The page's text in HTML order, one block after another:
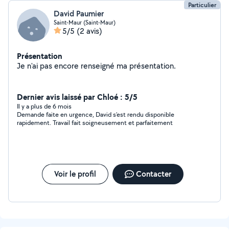
Particulier
David Paumier
Saint-Maur (Saint-Maur)
5/5 (2 avis)
Présentation
Je n'ai pas encore renseigné ma présentation.
Dernier avis laissé par Chloé : 5/5
Il y a plus de 6 mois
Demande faite en urgence, David s’est rendu disponible
rapidement. Travail fait soigneusement et parfaitement
Voir le profil Contacter